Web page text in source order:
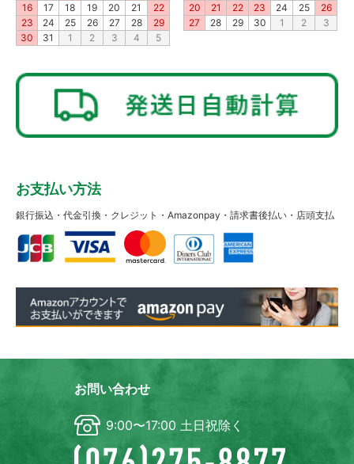
16
17 18 19 20 21
22
23
24 25 26 27 28
29
30
31 1 2 3 4 5
20
21 22 23 24 25
26
27
28 29 30 1 2 3
お支払い方法
銀行振込・代金引換・クレジット・Amazonpay・請求書後払い・店頭支払
お問い合わせ
9:00〜17:00 土日祝除く